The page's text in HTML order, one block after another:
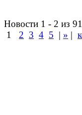
Новости 1 - 2 из
1
2 3 4 5 | » |